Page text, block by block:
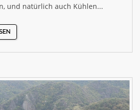
und natürlich auch Kühlen...